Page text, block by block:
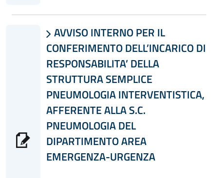
 AVVISO INTERNO PER IL
CONFERIMENTO DELL’INCARICO DI
RESPONSABILITA’ DELLA
STRUTTURA SEMPLICE
PNEUMOLOGIA INTERVENTISTICA,
AFFERENTE ALLA S.C.
PNEUMOLOGIA DEL
DIPARTIMENTO AREA
EMERGENZA-URGENZA